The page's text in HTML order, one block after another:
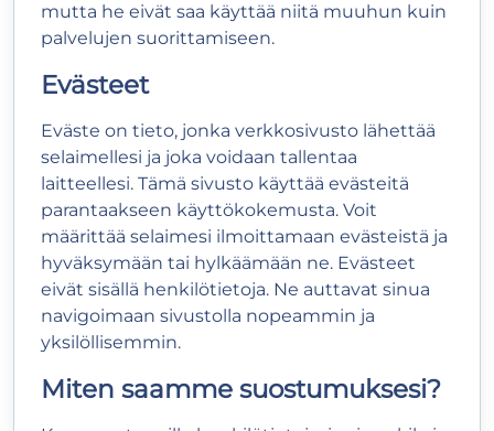
mutta he eivät saa käyttää niitä muuhun kuin
palvelujen suorittamiseen.
Evästeet
Eväste on tieto, jonka verkkosivusto lähettää
selaimellesi ja joka voidaan tallentaa
laitteellesi. Tämä sivusto käyttää evästeitä
parantaakseen käyttökokemusta. Voit
määrittää selaimesi ilmoittamaan evästeistä ja
hyväksymään tai hylkäämään ne. Evästeet
eivät sisällä henkilötietoja. Ne auttavat sinua
navigoimaan sivustolla nopeammin ja
yksilöllisemmin.
Miten saamme suostumuksesi?